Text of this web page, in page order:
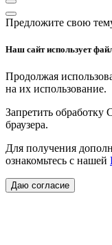
Предложите свою
Наш сайт использует
Продолжая
на их использование.
Запретить
браузера.
Для получения
ознакомьтесь с нашей
Даю согласие